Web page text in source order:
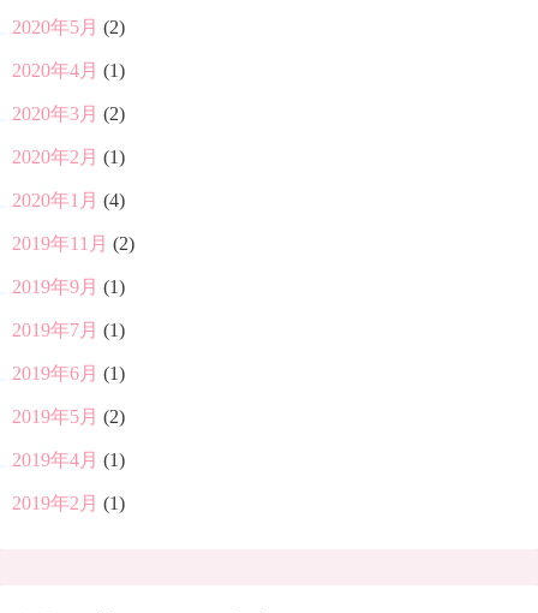
2020年5月 (2)
2020年4月 (1)
2020年3月 (2)
2020年2月 (1)
2020年1月 (4)
2019年11月 (2)
2019年9月 (1)
2019年7月 (1)
2019年6月 (1)
2019年5月 (2)
2019年4月 (1)
2019年2月 (1)